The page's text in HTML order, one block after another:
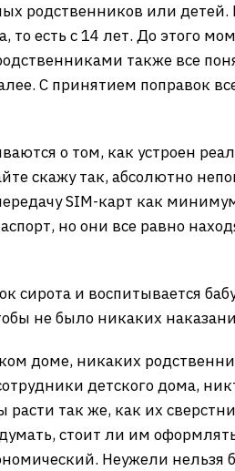
родственников или детей.
то есть с 14 лет. До этого
также все
С принятием поправок
о том, как устроен
скажу так, абсолютно
SIM-карт как
но они все равно
сирота и воспитывается
не было никаких
доме, никаких
детского дома,
так же, как их
стоит ли им
Неужели нельзя